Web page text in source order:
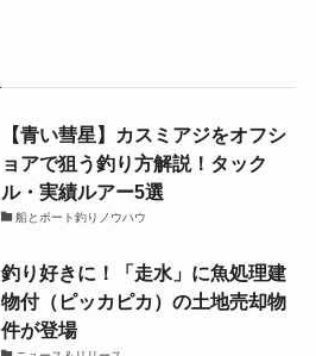
【青い彗星】カスミアジをオフシ
ョアで狙う釣り方解説！タック
ル・実績ルアー5選
船とボート釣りノウハウ
釣り好きに！「走水」に魚処理建
物付（ピッカピカ）の土地売却物
件が登場